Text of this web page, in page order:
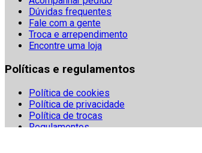
Dúvidas frequentes
Fale com a gente
Troca e arrependimento
Encontre uma loja
Políticas e regulamentos
Política de cookies
Política de privacidade
Política de trocas
Regulamentos